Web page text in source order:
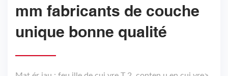
mm fabricants de couche
unique bonne qualité